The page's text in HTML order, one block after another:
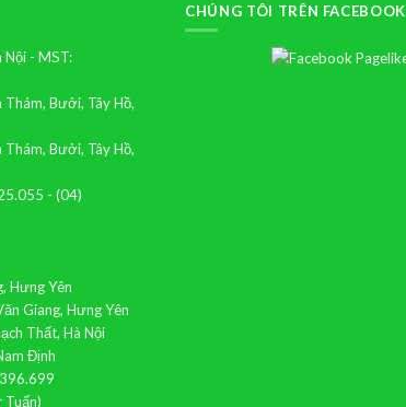
Nội - MST:
Bưởi, Tây Hồ,
Bưởi, Tây Hồ,
- (04)
Hưng Yên
Giang, Hưng Yên
Thất, Hà Nội
Định
CHÚNG TÔI TRÊN FACEBOOK